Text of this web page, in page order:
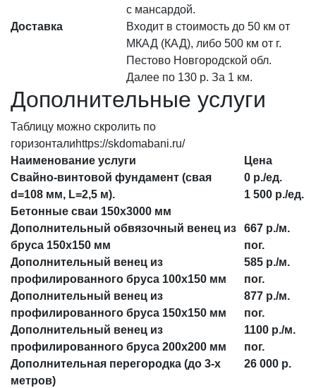
с мансардой.
Доставка
Входит в стоимость до 50 км от
МКАД (КАД), либо 500 км от г.
Пестово Новгородской обл.
Далее по 130 р. За 1 км.
Дополнительные услуги
Таблицу можно скролить по
горизонталиhttps://skdomabani.ru/
Наименование услуги
Цена
Свайно-винтовой фундамент (свая
d=108 мм, L=2,5 м).
Бетонные сваи 150х3000 мм
0 р./ед.
1 500 р./ед.
Дополнительный обвязочный венец из
бруса 150х150 мм
667 р./м.
пог.
Дополнительный венец из
профилированного бруса 100х150 мм
585 р./м.
пог.
Дополнительный венец из
профилированного бруса 150х150 мм
877 р./м.
пог.
Дополнительный венец из
профилированного бруса 200х200 мм
1100 р./м.
пог.
Дополнительная перегородка (до 3-х
метров)
26 000 р.